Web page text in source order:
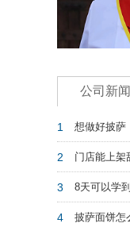
公司新闻
1
2
3
4